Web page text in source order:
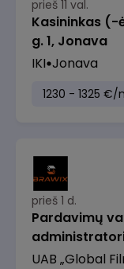
prieš 11 val.
Kasininkas
g. 1, Jonava
IKI Jonava
1230 - 1325 €/
prieš 1 d.
Pardavimų
UAB „Global